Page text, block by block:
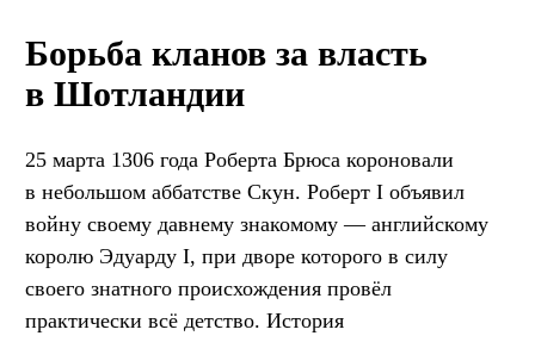
Борьба кланов за власть
в Шотландии
25 марта 1306 года Роберта Брюса короновали
в небольшом аббатстве Скун. Роберт I объявил
войну своему давнему знакомому — английскому
королю Эдуарду I, при дворе которого в силу
своего знатного происхождения провёл
практически всё детство. История